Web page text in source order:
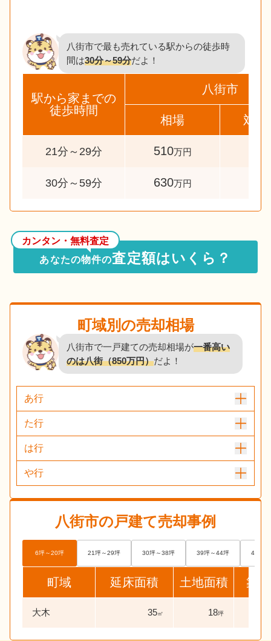
八街市で最も売れている駅からの徒歩時
間は30分～59分だよ！
駅から家までの
徒歩時間
八街市
相場 対象
21分～29分 510万円
30分～59分 630万円
カンタン・無料査定
あなたの物件の査定額はいくら？
町域別の売却相場
八街市で一戸建ての売却相場が一番高い
のは八街（850万円）だよ！
あ行
た行
は行
や行
八街市の戸建て売却事例
6坪～20坪 21坪～29坪 30坪～38坪 39坪～44坪 45坪
町域 延床面積 土地面積 築
大木 35㎡ 18坪